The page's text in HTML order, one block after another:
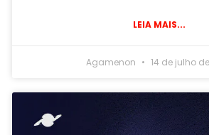
LEIA MAIS...
Agamenon 14 de julho